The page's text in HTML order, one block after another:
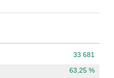
33 681
63,25 %